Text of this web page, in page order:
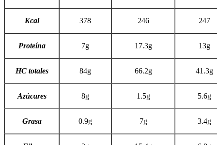
Kcal 378 246 247
Proteína 7g 17.3g 13g
HC totales 84g 66.2g 41.3g
Azúcares 8g 1.5g 5.6g
Grasa 0.9g 7g 3.4g